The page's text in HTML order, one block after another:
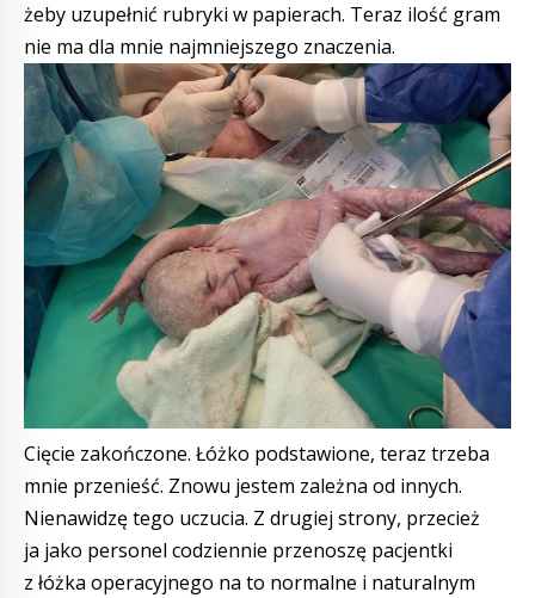
żeby uzupełnić rubryki w papierach. Teraz ilość gram
nie ma dla mnie najmniejszego znaczenia.
Cięcie zakończone. Łóżko podstawione, teraz trzeba
mnie przenieść. Znowu jestem zależna od innych.
Nienawidzę tego uczucia. Z drugiej strony, przecież
ja jako personel codziennie przenoszę pacjentki
z łóżka operacyjnego na to normalne i naturalnym